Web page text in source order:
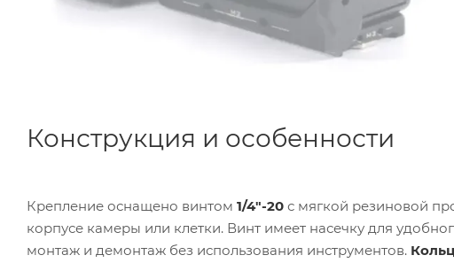
Конструкция и особенности
Крепление оснащено винтом 1/4"-20 с мягкой резиновой
корпусе камеры или клетки. Винт имеет насечку для
монтаж и демонтаж без использования инструментов.